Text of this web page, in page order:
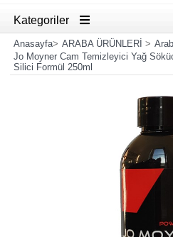
Kategoriler
Anasayfa> ARABA ÜRÜNLERİ >
Jo Moyner Cam Temizleyici Yağ
Silici Formül 250ml